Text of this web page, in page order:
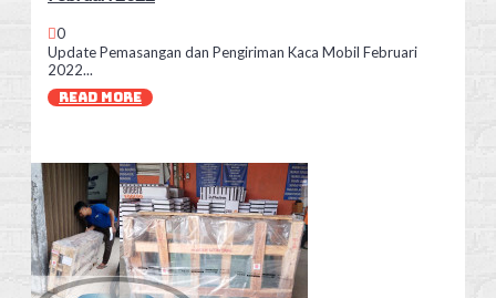
0
Update Pemasangan dan Pengiriman Kaca Mobil Februari
2022...
READ MORE